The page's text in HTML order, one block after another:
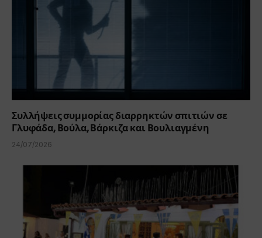
Συλλήψεις συμμορίας διαρρηκτών σπιτιών σε
Γλυφάδα, Βούλα, Βάρκιζα και Βουλιαγμένη
24/07/2026